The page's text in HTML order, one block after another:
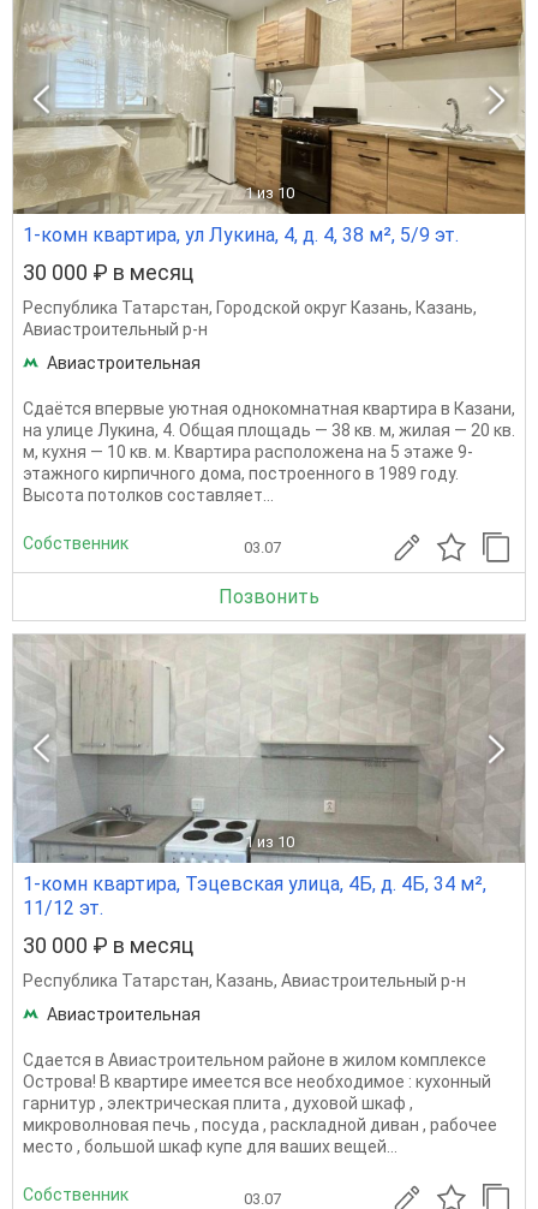
1 из 10
1-комн квартира, ул Лукина, 4, д. 4, 38 м², 5/9 эт.
30 000 ₽ в месяц
Республика Татарстан, Городской округ Казань, Казань,
Авиастроительный р-н
Авиастроительная
Сдаётся впервые уютная однокомнатная квартира в Казани,
на улице Лукина, 4. Общая площадь — 38 кв. м, жилая — 20 кв.
м, кухня — 10 кв. м. Квартира расположена на 5 этаже 9-
этажного кирпичного дома, построенного в 1989 году.
Высота потолков составляет...
Собственник 03.07
Позвонить
1 из 10
1-комн квартира, Тэцевская улица, 4Б, д. 4Б, 34 м²,
11/12 эт.
30 000 ₽ в месяц
Республика Татарстан, Казань, Авиастроительный р-н
Авиастроительная
Сдается в Авиастроительном районе в жилом комплексе
Острова! В квартире имеется все необходимое : кухонный
гарнитур , электрическая плита , духовой шкаф ,
микроволновая печь , посуда , раскладной диван , рабочее
место , большой шкаф купе для ваших вещей...
Собственник 03.07